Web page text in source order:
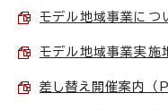
モデル地域事業に
モデル地域事業実
差し替え開催案内